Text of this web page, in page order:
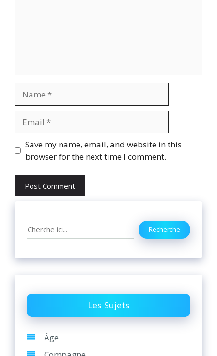
Website
Save my name, email, and website in this
browser for the next time I comment.
Search Recherche
Les Sujets
Âge